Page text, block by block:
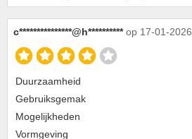
c***************@h********** op 17-01-2026
Duurzaamheid
Gebruiksgemak
Mogelijkheden
Vormgeving